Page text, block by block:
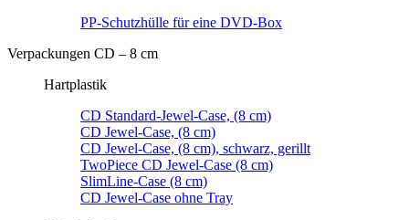
PP-Schutzhülle für eine DVD-Box
Verpackungen CD – 8 cm
Hartplastik
CD Standard-Jewel-Case, (8 cm)
CD Jewel-Case, (8 cm)
CD Jewel-Case, (8 cm), schwarz, gerillt
TwoPiece CD Jewel-Case (8 cm)
SlimLine-Case (8 cm)
CD Jewel-Case ohne Tray